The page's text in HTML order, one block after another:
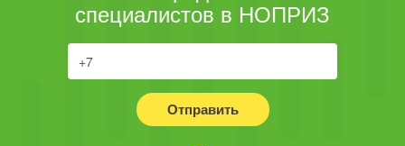
специалистов в НОПРИЗ
Отправить